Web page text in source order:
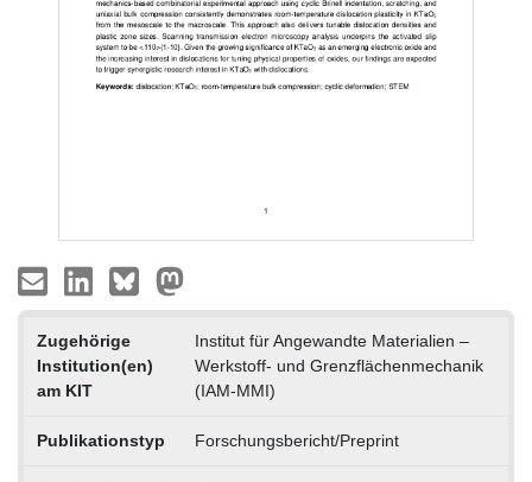
Zugehörige
Institution(en)
am KIT
Institut für Angewandte Materialien –
Werkstoff- und Grenzflächenmechanik
(IAM-MMI)
Publikationstyp Forschungsbericht/Preprint